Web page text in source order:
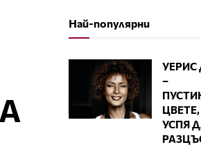
Най-популярни
УЕРИС
–
УСПЯ